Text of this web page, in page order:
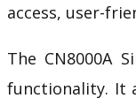
access, user-
The CN8000A
functionality. It